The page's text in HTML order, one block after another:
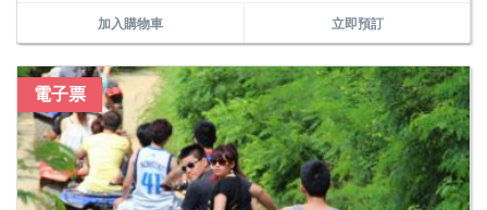
加入購物車 立即預訂
電子票